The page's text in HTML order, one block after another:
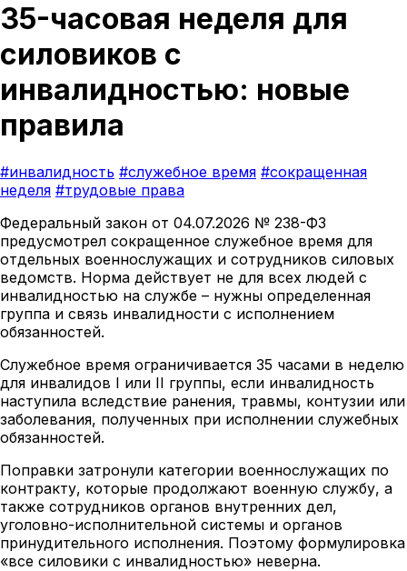
35-часовая неделя для
силовиков с
инвалидностью: новые
правила
#инвалидность #служебное время #сокращенная
неделя #трудовые права
Федеральный закон от 04.07.2026 № 238-ФЗ
предусмотрел сокращенное служебное время для
отдельных военнослужащих и сотрудников силовых
ведомств. Норма действует не для всех людей с
инвалидностью на службе – нужны определенная
группа и связь инвалидности с исполнением
обязанностей.
Служебное время ограничивается 35 часами в неделю
для инвалидов I или II группы, если инвалидность
наступила вследствие ранения, травмы, контузии или
заболевания, полученных при исполнении служебных
обязанностей.
Поправки затронули категории военнослужащих по
контракту, которые продолжают военную службу, а
также сотрудников органов внутренних дел,
уголовно-исполнительной системы и органов
принудительного исполнения. Поэтому формулировка
«все силовики с инвалидностью» неверна.